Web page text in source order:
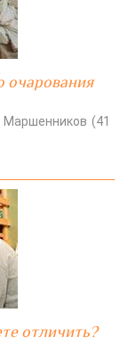
очарования
(41
отличить?